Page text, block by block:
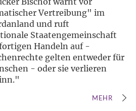
Vertreibung" im
und ruft
Staatengemeinschaft
Handeln auf -
gelten entweder für
- oder sie verlieren
MEHR